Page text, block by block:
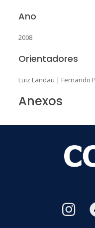
Ano
2008
Orientadores
Luiz Landau | Fernando
Anexos